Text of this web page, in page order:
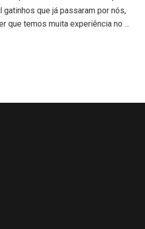
gatinhos que já passaram por nós,
que temos muita experiência no …